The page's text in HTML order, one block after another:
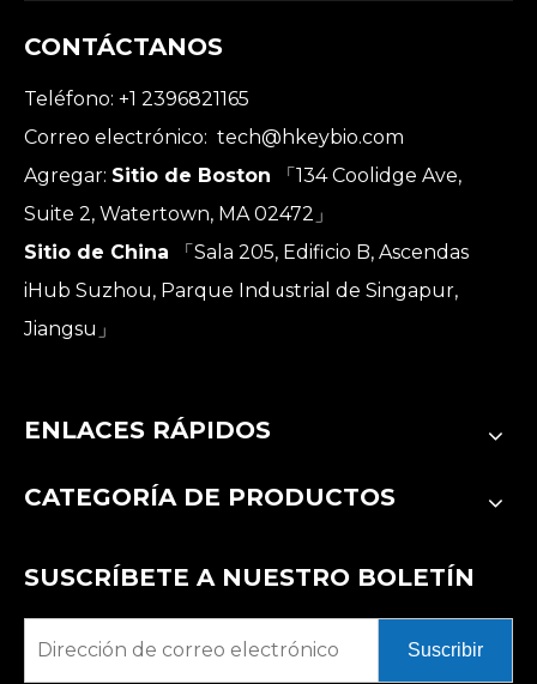
CONTÁCTANOS
Teléfono: +1 2396821165
Correo electrónico: tech@hkeybio.com
Agregar: Sitio de Boston
「134 Coolidge Ave,
Suite 2, Watertown, MA 02472」
Sitio de China
「Sala 205, Edificio B, Ascendas
iHub Suzhou, Parque Industrial de Singapur,
Jiangsu」
ENLACES RÁPIDOS
CATEGORÍA DE PRODUCTOS
SUSCRÍBETE A NUESTRO BOLETÍN
Suscribir